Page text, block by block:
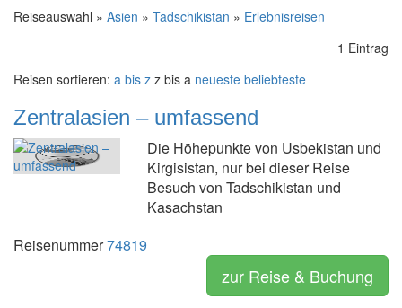
Reiseauswahl » Asien » Tadschikistan » Erlebnisreisen
1 Eintrag
Reisen sortieren: a bis z z bis a neueste beliebteste
Zentralasien – umfassend
Die Höhepunkte von Usbekistan und
Kirgisistan, nur bei dieser Reise
Besuch von Tadschikistan und
Kasachstan
Reisenummer74819
zur Reise & Buchung